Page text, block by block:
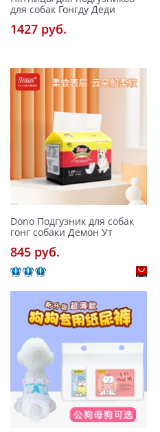
для собак Гонгду Деди
1427 pуб.
Dono Подгузник для собак
гонг собаки Демон Ут
845 pуб.